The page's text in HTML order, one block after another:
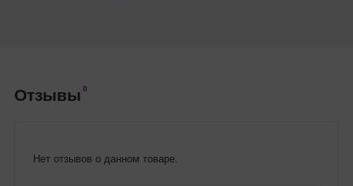
Отзывы 0
Нет отзывов о данном товаре.